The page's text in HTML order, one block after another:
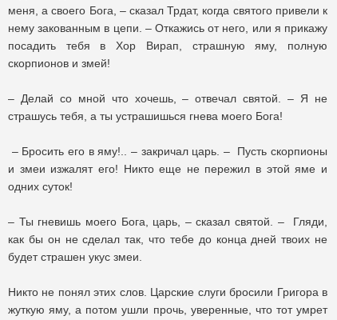
меня, а своего Бога, – сказал Трдат, когда святого привели к
нему закованным в цепи. – Откажись от него, или я прикажу
посадить тебя в Хор Вирап, страшную яму, полную
скорпионов и змей!
– Делай со мной что хочешь, – отвечал святой. – Я не
страшусь тебя, а ты устрашишься гнева моего Бога!
– Бросить его в яму!.. – закричал царь. – Пусть скорпионы
и змеи изжалят его! Никто еще не пережил в этой яме и
одних суток!
– Ты гневишь моего Бога, царь, – сказал святой. – Гляди,
как бы он не сделал так, что тебе до конца дней твоих не
будет страшен укус змеи.
Никто не понял этих слов. Царские слуги бросили Григора в
жуткую яму, а потом ушли прочь, уверенные, что тот умрет